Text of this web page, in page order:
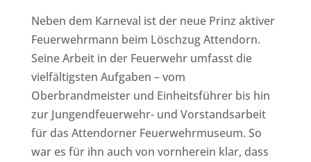
Neben dem Karneval ist der neue Prinz aktiver
Feuerwehrmann beim Löschzug Attendorn.
Seine Arbeit in der Feuerwehr umfasst die
vielfältigsten Aufgaben – vom
Oberbrandmeister und Einheitsführer bis hin
zur Jungendfeuerwehr- und Vorstandsarbeit
für das Attendorner Feuerwehrmuseum. So
war es für ihn auch von vornherein klar, dass